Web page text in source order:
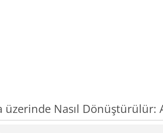
üzerinde Nasıl Dönüştürülür: